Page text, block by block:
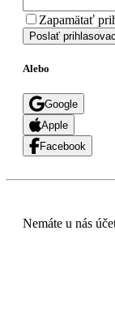
Zapamätať
Poslať
Alebo
Google
Apple
Facebook
Nemáte u nás